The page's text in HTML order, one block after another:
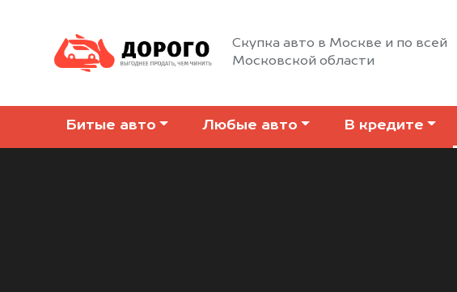
Скупка авто в Москве и по всей
Московской области
Битые авто Любые авто В кредите